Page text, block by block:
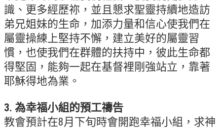
大安小組
上騰小組
松柏牧區
旺得福小組
禱告守望
教會代禱
小組代禱
識、更多經歷祢，並且懇求聖靈持續地造訪
弟兄姐妹的生命，加添力量和信心使我們在
屬靈操練上堅持不懈，建立美好的屬靈習
慣，也使我們在群體的扶持中，彼此生命都
得堅固，能夠一起在基督裡剛強站立，靠著
耶穌得地為業。
3. 為幸福小組的預工禱告
教會預計在8月下旬時會開跑幸福小組，求神